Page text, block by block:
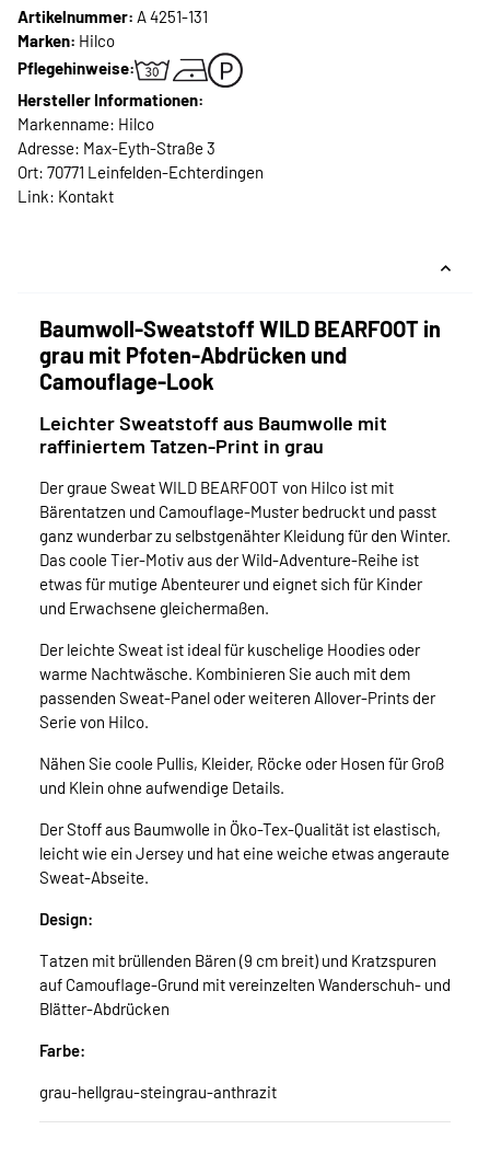
Artikelnummer: A 4251-131
Marken: Hilco
Pflegehinweise:
Hersteller Informationen:
Markenname: Hilco
Adresse: Max-Eyth-Straße 3
Ort: 70771 Leinfelden-Echterdingen
Link: Kontakt
Baumwoll-Sweatstoff WILD BEARFOOT in
grau mit Pfoten-Abdrücken und
Camouflage-Look
Leichter Sweatstoff aus Baumwolle mit
raffiniertem Tatzen-Print in grau
Der graue Sweat WILD BEARFOOT von Hilco ist mit
Bärentatzen und Camouflage-Muster bedruckt und passt
ganz wunderbar zu selbstgenähter Kleidung für den Winter.
Das coole Tier-Motiv aus der Wild-Adventure-Reihe ist
etwas für mutige Abenteurer und eignet sich für Kinder
und Erwachsene gleichermaßen.
Der leichte Sweat ist ideal für kuschelige Hoodies oder
warme Nachtwäsche. Kombinieren Sie auch mit dem
passenden Sweat-Panel oder weiteren Allover-Prints der
Serie von Hilco.
Nähen Sie coole Pullis, Kleider, Röcke oder Hosen für Groß
und Klein ohne aufwendige Details.
Der Stoff aus Baumwolle in Öko-Tex-Qualität ist elastisch,
leicht wie ein Jersey und hat eine weiche etwas angeraute
Sweat-Abseite.
Design:
Tatzen mit brüllenden Bären (9 cm breit) und Kratzspuren
auf Camouflage-Grund mit vereinzelten Wanderschuh- und
Blätter-Abdrücken
Farbe:
grau-hellgrau-steingrau-anthrazit